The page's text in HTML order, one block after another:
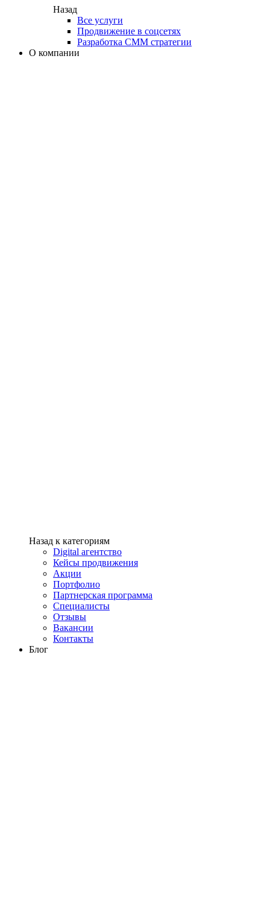
Назад
Все услуги
Продвижение в соцсетях
Разработка СММ стратегии
О компании
Назад к категориям
Digital агентство
Кейсы продвижения
Акции
Портфолио
Партнерская программа
Специалисты
Отзывы
Вакансии
Контакты
Блог